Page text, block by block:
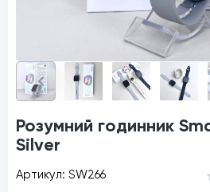
Розумний годинник
Silver
Артикул: SW266